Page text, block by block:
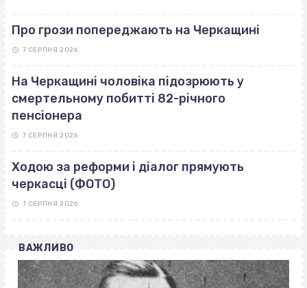
Про грози попереджають на Черкащині
7 СЕРПНЯ 2026
На Черкащині чоловіка підозрюють у
смертельному побитті 82-річного
пенсіонера
7 СЕРПНЯ 2026
Ходою за реформи і діалог прямують
черкасці (ФОТО)
7 СЕРПНЯ 2026
ВАЖЛИВО